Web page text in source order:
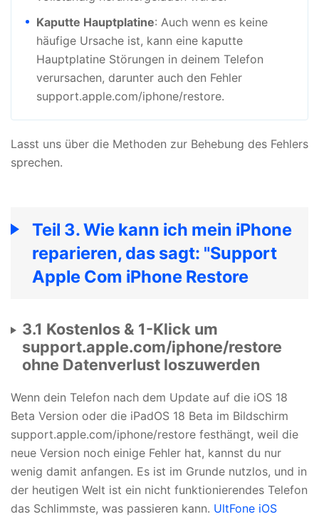
Kaputte Hauptplatine: Auch wenn es keine
häufige Ursache ist, kann eine kaputte
Hauptplatine Störungen in deinem Telefon
verursachen, darunter auch den Fehler
support.apple.com/iphone/restore.
Lasst uns über die Methoden zur Behebung des Fehlers
sprechen.
Teil 3. Wie kann ich mein iPhone
reparieren, das sagt: "Support
Apple Com iPhone Restore
3.1 Kostenlos & 1-Klick um
support.apple.com/iphone/restore
ohne Datenverlust loszuwerden
Wenn dein Telefon nach dem Update auf die iOS 18
Beta Version oder die iPadOS 18 Beta im Bildschirm
support.apple.com/iphone/restore festhängt, weil die
neue Version noch einige Fehler hat, kannst du nur
wenig damit anfangen. Es ist im Grunde nutzlos, und in
der heutigen Welt ist ein nicht funktionierendes Telefon
das Schlimmste, was passieren kann. UltFone iOS